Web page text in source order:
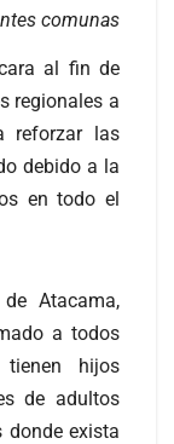
comunas
al fin de
regionales a
reforzar las
debido a la
en todo el
Atacama,
a todos
hijos
de adultos
donde exista